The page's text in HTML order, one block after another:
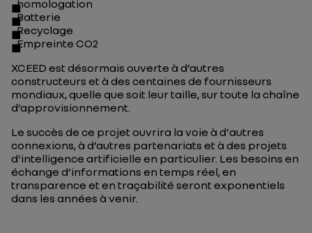
homologation
Batterie
Recyclage
Empreinte CO2
XCEED est désormais ouverte à d’autres
constructeurs et à des centaines de fournisseurs
mondiaux, quelle que soit leur taille, sur toute la chaîne
d’approvisionnement.
Le succès de ce projet ouvrira la voie à d'autres
connexions, à d’autres partenariats et à des projets
d'intelligence artificielle en particulier. Les besoins en
échange d’informations en temps réel, en
transparence et en traçabilité seront exponentiels
dans les années à venir.